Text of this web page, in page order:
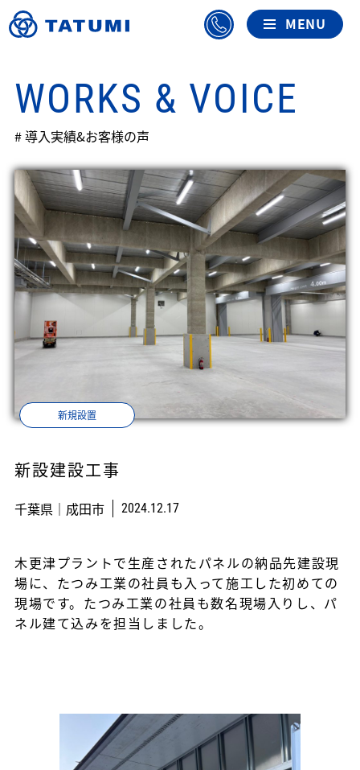
WORKS & VOICE
# 導入実績&お客様の声
新規設置
新設建設工事
千葉県｜成田市 2024.12.17
木更津プラントで生産されたパネルの納品先建設現
場に、たつみ工業の社員も入って施工した初めての
現場です。たつみ工業の社員も数名現場入りし、パ
ネル建て込みを担当しました。